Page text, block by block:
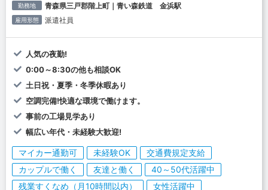
勤務地 青森県三戸郡階上町｜青い森鉄道 金浜駅
雇用形態 派遣社員
人気の夜勤!
0:00～8:30の他も相談OK
土日祝・夏季・冬季休暇あり
空調完備!快適な環境で働けます。
事前の工場見学あり
幅広い年代・未経験大歓迎!
マイカー通勤可 未経験OK
交通費規定支給
カップルで働く
友達と働く
40～50代活躍中
残業すくなめ（月10時間以内）
女性活躍中